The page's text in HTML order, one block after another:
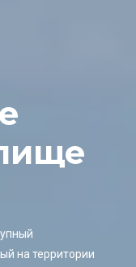
на территории